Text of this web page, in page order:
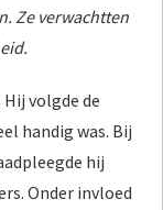
Ze verwachtten
volgde de
handig was. Bij
hij
Onder invloed